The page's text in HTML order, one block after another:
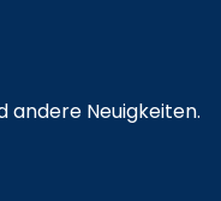
andere Neuigkeiten.